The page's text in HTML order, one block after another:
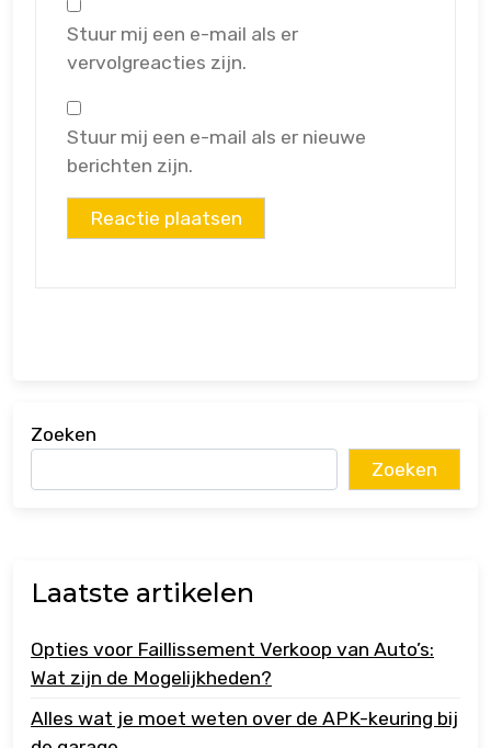
Stuur mij een e-mail als er
vervolgreacties zijn.
Stuur mij een e-mail als er nieuwe
berichten zijn.
Zoeken
Zoeken
Laatste artikelen
Opties voor Faillissement Verkoop van Auto’s:
Wat zijn de Mogelijkheden?
Alles wat je moet weten over de APK-keuring bij